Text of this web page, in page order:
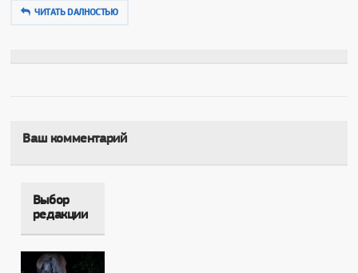
ЧИТАТЬ DAЛНОСТЬЮ
Ваш комментарий
Выбор
редакции